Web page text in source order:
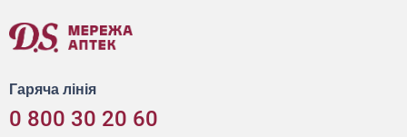
Гаряча лінія
0 800 30 20 60